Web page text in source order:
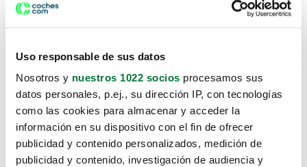
Uso responsable de sus datos
Nosotros y nuestros 1022 socios procesamos sus
datos personales, p.ej., su dirección IP, con tecnologías
como las cookies para almacenar y acceder la
información en su dispositivo con el fin de ofrecer
publicidad y contenido personalizados, medición de
publicidad y contenido, investigación de audiencia y
Lo sentimos, no sabemos como
te hemos traido hasta aquí.